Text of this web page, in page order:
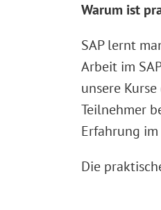
Warum ist
SAP lernt
Arbeit im
unsere
Teilnehmer
Erfahrung
Die